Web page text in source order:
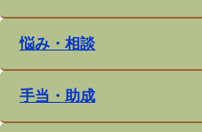
悩み・相談
手当・助成